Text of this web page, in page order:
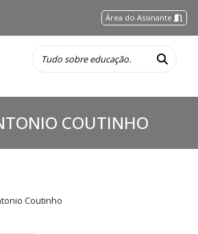
Área do Assinante
COUTINHO
Coutinho